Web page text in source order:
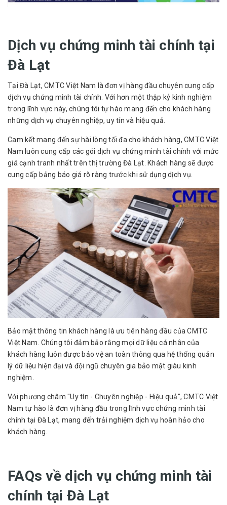
Dịch vụ chứng minh tài chính tại
Đà Lạt
Tại Đà Lạt, CMTC Việt Nam là đơn vị hàng đầu chuyên cung cấp
dịch vụ chứng minh tài chính. Với hơn một thập kỷ kinh nghiệm
trong lĩnh vực này, chúng tôi tự hào mang đến cho khách hàng
những dịch vụ chuyên nghiệp, uy tín và hiệu quả.
Cam kết mang đến sự hài lòng tối đa cho khách hàng, CMTC Việt
Nam luôn cung cấp các gói dịch vụ chứng minh tài chính với mức
giá cạnh tranh nhất trên thị trường Đà Lạt. Khách hàng sẽ được
cung cấp bảng báo giá rõ ràng trước khi sử dụng dịch vụ.
Bảo mật thông tin khách hàng là ưu tiên hàng đầu của CMTC
Việt Nam. Chúng tôi đảm bảo rằng mọi dữ liệu cá nhân của
khách hàng luôn được bảo vệ an toàn thông qua hệ thống quản
lý dữ liệu hiện đại và đội ngũ chuyên gia bảo mật giàu kinh
nghiệm.
Với phương châm "Uy tín - Chuyên nghiệp - Hiệu quả", CMTC Việt
Nam tự hào là đơn vị hàng đầu trong lĩnh vực chứng minh tài
chính tại Đà Lạt, mang đến trải nghiệm dịch vụ hoàn hảo cho
khách hàng.
FAQs về dịch vụ chứng minh tài
chính tại Đà Lạt